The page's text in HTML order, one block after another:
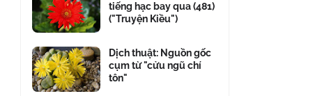
tiếng hạc bay qua (481)
("Truyện Kiều")
Dịch thuật: Nguồn gốc
cụm từ "cửu ngũ chí
tôn"